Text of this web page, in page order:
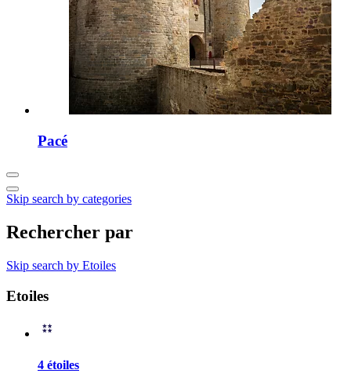
Pacé
Skip search by categories
Rechercher par
Skip search by Etoiles
Etoiles
4 étoiles